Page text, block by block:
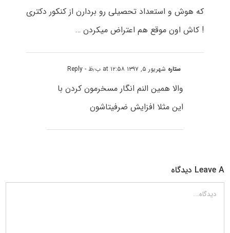
که هوش و استعداد تحصیلی رو بردارن از کنکور دکتری
! کاش اون موقع هم اعتراض میکردن …
ستاره شهریور ۵, ۱۳۹۷ at ۱۲:۵۸ ب٫ظ - Reply
والا همین النم انگار مسخرمون کردن با
این مثلا افزایش ضرفیتاشون
Leave A دیدگاه
دیدگاه